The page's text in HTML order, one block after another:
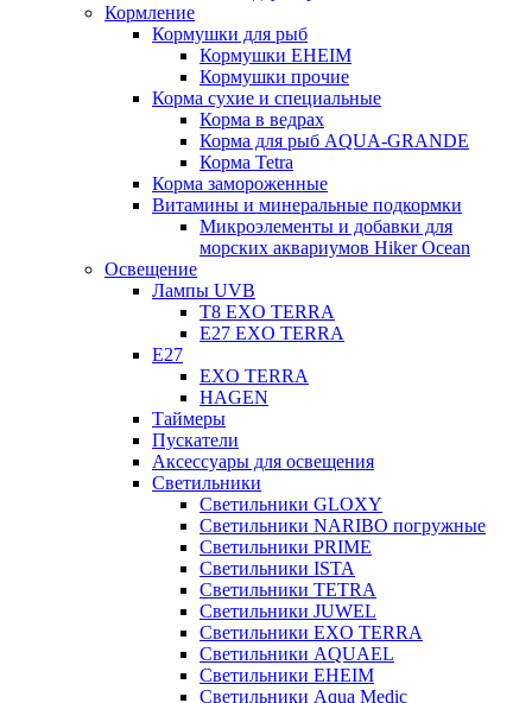
Кормление
Кормушки для рыб
Кормушки EHEIM
Кормушки прочие
Корма сухие и специальные
Корма в ведрах
Корма для рыб AQUA-GRANDE
Корма Tetra
Корма замороженные
Витамины и минеральные подкормки
Микроэлементы и добавки для
морских аквариумов Hiker Ocean
Освещение
Лампы UVB
Т8 EXO TERRA
Е27 EXO TERRA
Е27
EXO TERRA
HAGEN
Таймеры
Пускатели
Аксессуары для освещения
Светильники
Светильники GLOXY
Светильники NARIBO погружные
Светильники PRIME
Светильники ISTA
Светильники TETRA
Светильники JUWEL
Светильники EXO TERRA
Светильники AQUAEL
Светильники EHEIM
Светильники Aqua Medic